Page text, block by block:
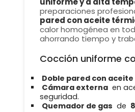
preparaciones
pared con aceite
calor homogénea en
ahorrando tiempo y
Cocción uniforme
Doble pared con aceite
Cámara externa en
seguridad.
Quemador de gas de